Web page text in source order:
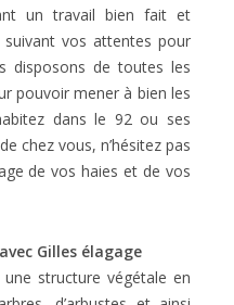
un travail bien fait et
vos attentes pour
disposons de toutes les
pouvoir mener à bien les
dans le 92 ou ses
chez vous, n’hésitez pas
de vos haies et de vos
Gilles élagage
structure végétale en